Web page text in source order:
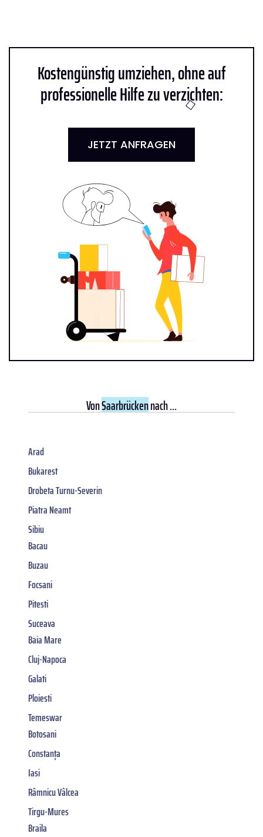
Kostengünstig umziehen, ohne auf
professionelle Hilfe zu verzichten:
JETZT ANFRAGEN
VonSaarbrückennach ...
Arad
Bukarest
Drobeta Turnu-Severin
Piatra Neamt
Sibiu
Bacau
Buzau
Focsani
Pitesti
Suceava
Baia Mare
Cluj-Napoca
Galati
Ploiesti
Temeswar
Botosani
Constanța
Iasi
Râmnicu Vâlcea
Tirgu-Mures
Braila